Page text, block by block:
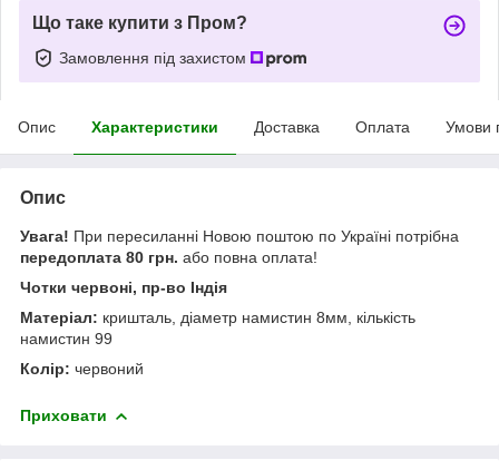
Що таке купити з Пром?
Замовлення під захистом
Опис Характеристики Доставка Оплата Умови
Опис
Увага! При пересиланні Новою поштою по Україні потрібна
передоплата 80 грн. або повна оплата!
Чотки червоні, пр-во Індія
Матеріал: кришталь, діаметр намистин 8мм, кількість
намистин 99
Колір: червоний
Приховати